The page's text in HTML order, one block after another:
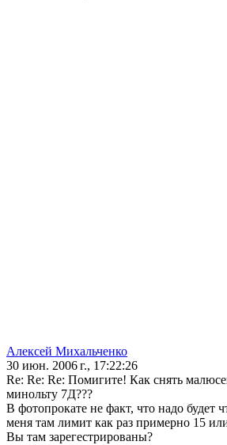
Алексей Михальченко
30 июн. 2006 г., 17:22:26
Re: Re: Re: Помигите! Как снять
минольту 7Д???
В фотопрокате не факт, что надо будет
меня там лимит как раз примерно 15
Вы там зарегестрированы?